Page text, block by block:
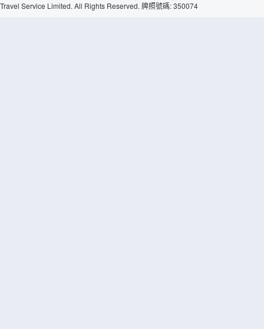
Travel Service Limited. All Rights Reserved. 牌照號碼: 350074